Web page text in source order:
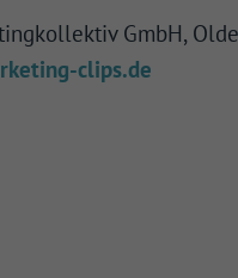
GmbH,
clips.de